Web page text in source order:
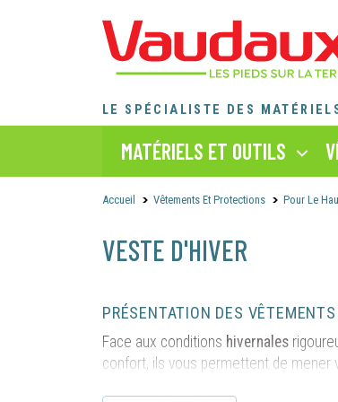
LE SPÉCIALISTE DES
MATÉRIELS ET OUTILS
Accueil Vêtements Et Protections Pour Le
VESTE D'HIVER
PRÉSENTATION DES
Face aux conditions hivernales
confort, ils vous permettent de
Les vêtements d'hiver professionnels